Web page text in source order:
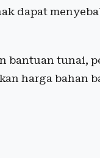
dapat
bantuan tunai,
harga bahan